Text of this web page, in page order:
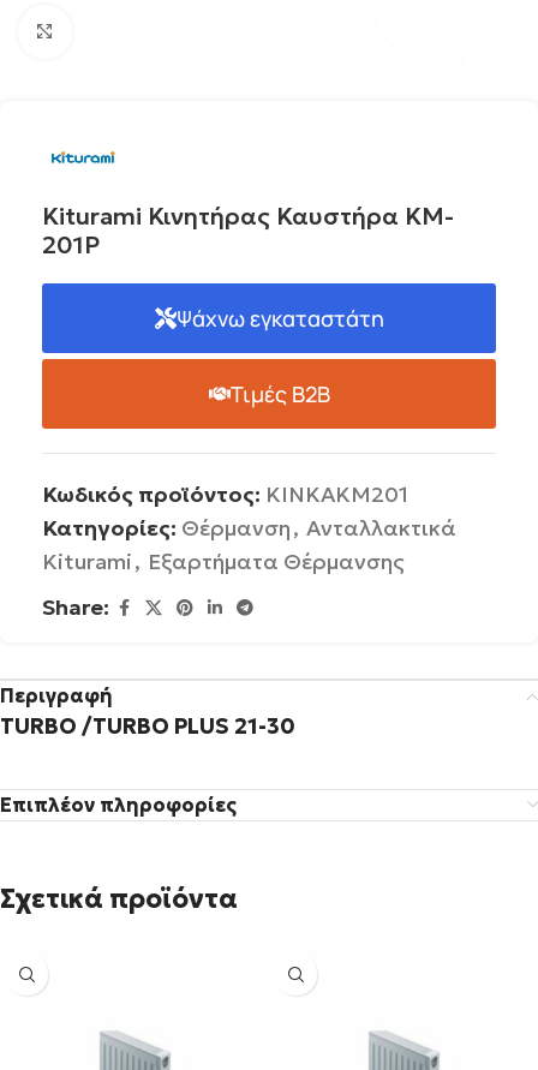
Kiturami Κινητήρας Καυστήρα KM-
201P
Ψάχνω εγκαταστάτη
Τιμές B2B
Κωδικός προϊόντος: KINKAKM201
Κατηγορίες: Θέρμανση, Ανταλλακτικά
Kiturami, Εξαρτήματα Θέρμανσης
Share:
Περιγραφή
TURBO /TURBO PLUS 21-30
Επιπλέον πληροφορίες
Σχετικά προϊόντα